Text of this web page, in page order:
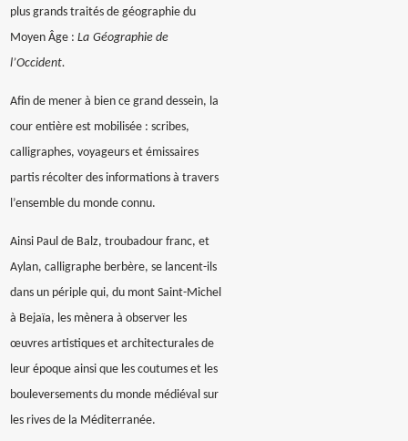
plus grands traités de géographie du
Moyen Âge :La Géographie de
l’Occident.
Afin de mener à bien ce grand dessein, la
cour entière est mobilisée : scribes,
calligraphes, voyageurs et émissaires
partis récolter des informations à travers
l’ensemble du monde connu.
Ainsi Paul de Balz, troubadour franc, et
Aylan, calligraphe berbère, se lancent-ils
dans un périple qui, du mont Saint-Michel
à Bejaïa, les mènera à observer les
œuvres artistiques et architecturales de
leur époque ainsi que les coutumes et les
bouleversements du monde médiéval sur
les rives de la Méditerranée.